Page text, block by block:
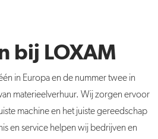
bij LOXAM
in Europa en de nummer twee in
materieelverhuur. Wij zorgen ervoor
machine en het juiste gereedschap
en service helpen wij bedrijven en